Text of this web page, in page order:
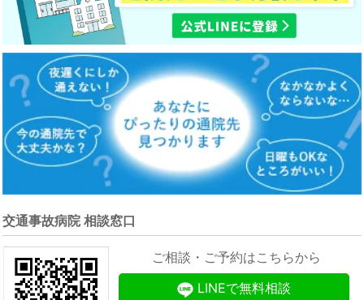
交通事故病院 相談窓口
ご相談・ご予約はこちらから
LINEで無料相談